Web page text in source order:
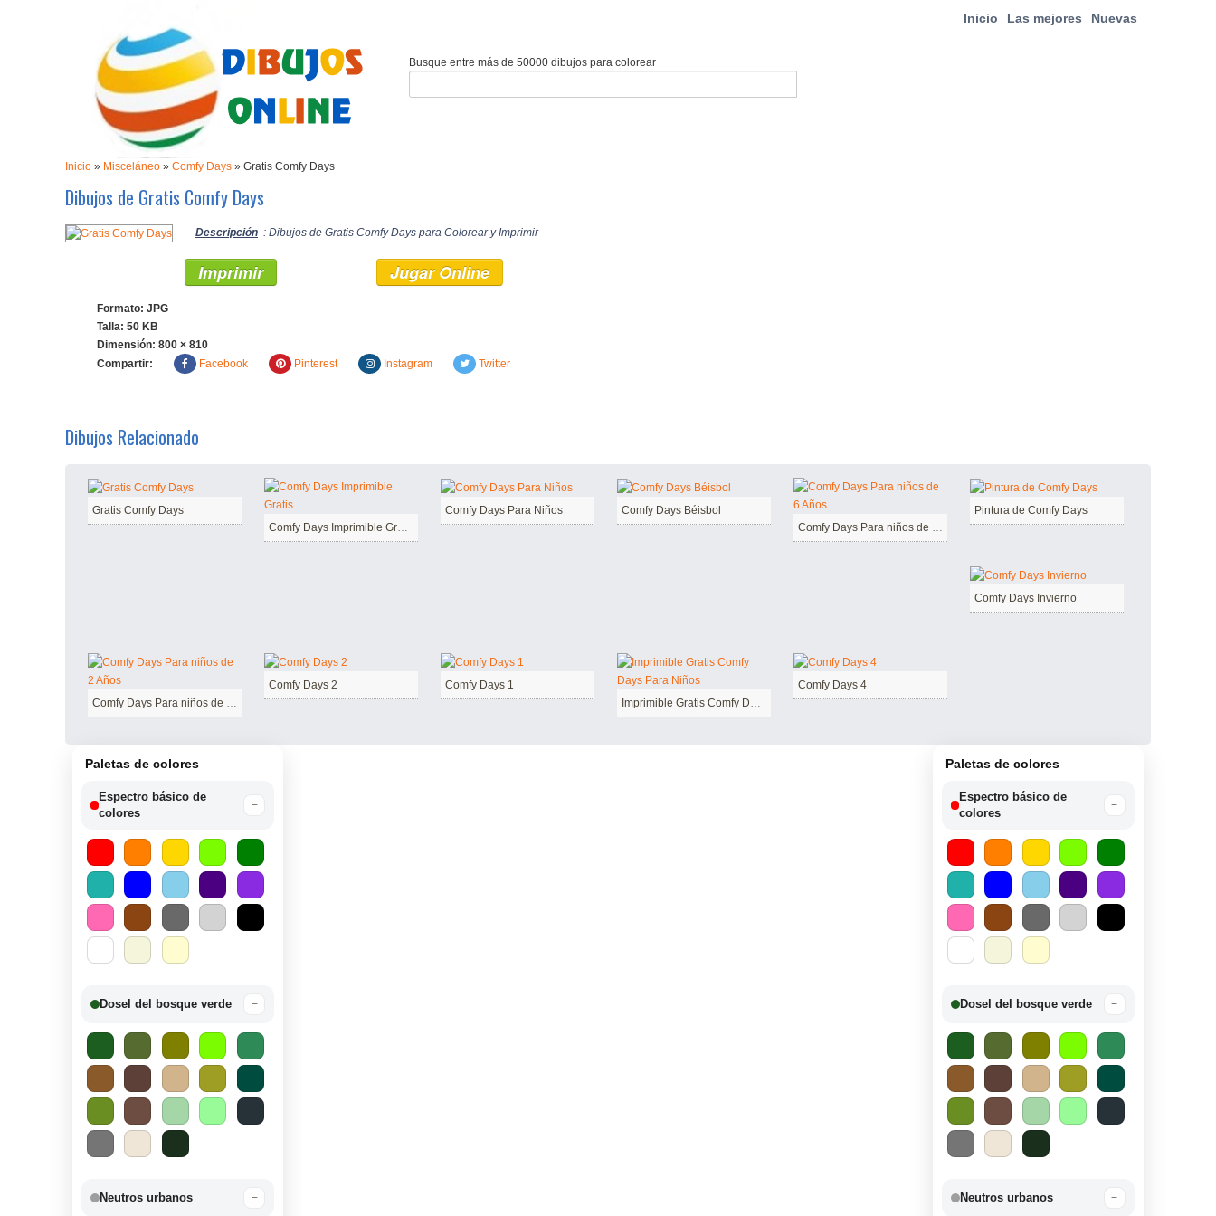
Inicio Las mejores Nuevas
Busque entre más de 50000 dibujos para colorear
Inicio » Misceláneo » Comfy Days » Gratis Comfy Days
Dibujos de Gratis Comfy Days
Descripción : Dibujos de Gratis Comfy Days para Colorear y Imprimir
Imprimir Jugar Online
Formato: JPG
Talla: 50 KB
Dimensión: 800 × 810
Compartir:
Facebook Pinterest Instagram Twitter
Dibujos Relacionado
Gratis Comfy Days
Comfy Days Imprimible Gratis
Comfy Days Para Niños
Comfy Days Béisbol
Comfy Days Para niños de 6 Años
Pintura de Comfy Days
Comfy Days Invierno
Comfy Days 2
Comfy Days 1
Comfy Days 4
Paletas de colores
Espectro básico de
colores
−
Dosel del bosque verde −
Neutros urbanos −
Paletas de colores
Espectro básico de
colores
−
Dosel del bosque verde −
Neutros urbanos −